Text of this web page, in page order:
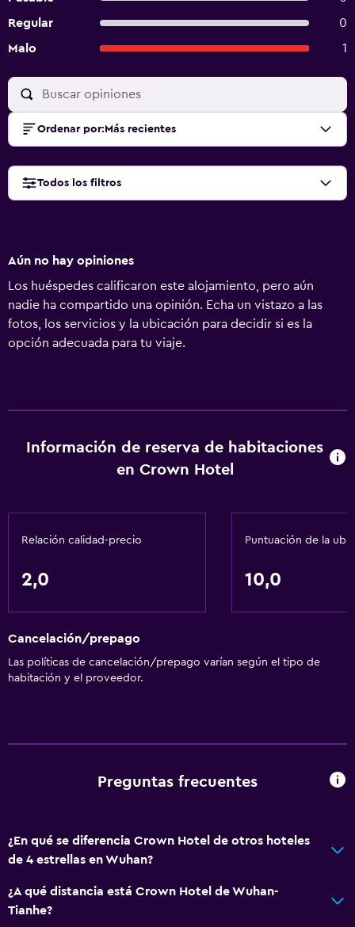
Regular
0
Malo
1
Ordenar por: Más recientes
Todos los filtros
Aún no hay opiniones
Los huéspedes calificaron este alojamiento, pero aún
nadie ha compartido una opinión. Echa un vistazo a las
fotos, los servicios y la ubicación para decidir si es la
opción adecuada para tu viaje.
Información de reserva de habitaciones
en Crown Hotel
Relación calidad-precio
2,0
Puntuación de la
10,0
Cancelación/prepago
Las políticas de cancelación/prepago varían según el tipo de
habitación y el proveedor.
Preguntas frecuentes
¿En qué se diferencia Crown Hotel de otros hoteles
de 4 estrellas en Wuhan?
¿A qué distancia está Crown Hotel de Wuhan-
Tianhe?